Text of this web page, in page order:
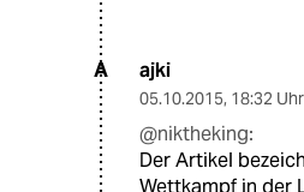
A ajki
05.10.2015, 18:32 Uhr
@niktheking:
Der Artikel
Wettkampf in der